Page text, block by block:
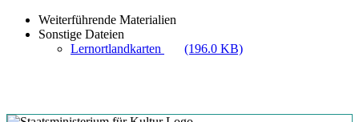
Weiterführende Materialien
Sonstige Dateien
Lernortlandkarten
(196.0 KB)